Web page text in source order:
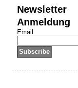
Newsletter
Anmeldung
Email